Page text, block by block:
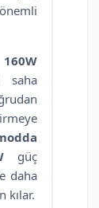
160W
saha
güç
daha
kılar.